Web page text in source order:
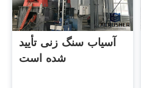
آسیاب سنگ زنی تأیید
شده است